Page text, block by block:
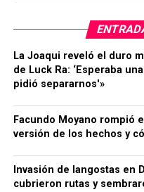
La Joaqui reveló el duro
de Luck Ra: ‘Esperaba
pidió separarnos'»
Facundo Moyano rompió
versión de los hechos y
Invasión de langostas en
cubrieron rutas y